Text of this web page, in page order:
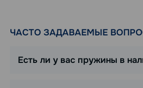
ЧАСТО ЗАДАВАЕМЫЕ
Есть ли у вас пружины в